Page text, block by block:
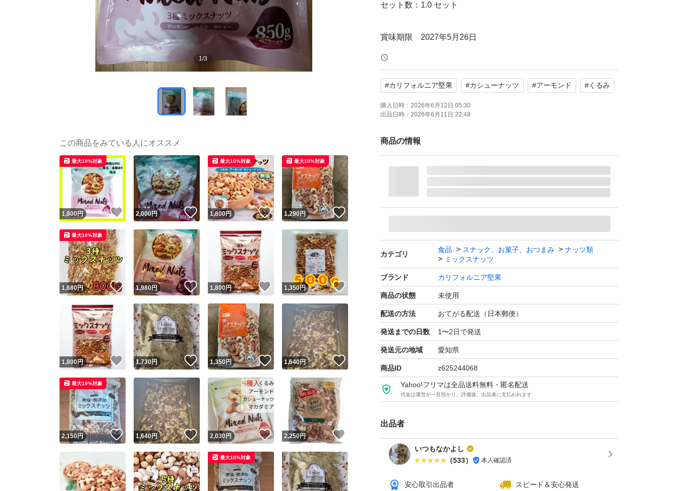
1/3
セット数：1.0 セット
賞味期限 2027年5月26日
#カリフォルニア堅果 #カシューナッツ #アーモンド #くるみ
購入日時： 2026年6月12日 05:30
出品日時： 2026年6月11日 22:48
商品の情報
カテゴリ
食品 スナック、お菓子、おつまみ
ナッツ類
ミックスナッツ
ブランド カリフォルニア堅果
商品の状態 未使用
配送の方法 おてがる配送（日本郵便）
発送までの日数 1〜2日で発送
発送元の地域 愛知県
商品ID z625244068
Yahoo!フリマは全品送料無料・匿名配送
代金は運営が一旦預かり、評価後、出品者に支払われます
出品者
いつもなかよし
（533） 本人確認済
安心取引出品者
スピード＆安心発送
この商品をみている人にオススメ
1,800円 いいね！
最大10%対象
2,000円 いいね！
1,800円 いいね！
最大10%対象
1,290円 いいね！
最大10%対象
1,680円 いいね！
最大10%対象
1,980円 いいね！
1,800円 いいね！
1,350円
1,800円 いいね！
1,730円 いいね！
1,350円 いいね！
1,640円 いいね！
2,150円 いいね！
最大10%対象
1,640円 いいね！
2,030円 いいね！
2,250円
最大10%対象